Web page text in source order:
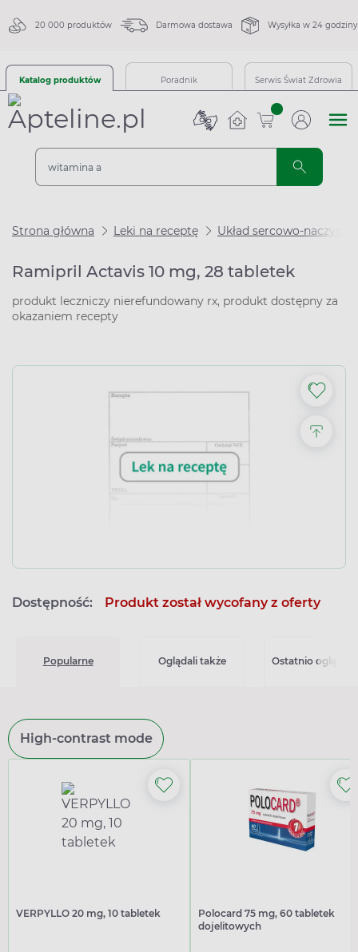
20 000 produktów Darmowa dostawa Wysyłka w 24 godziny
Katalog produktów Poradnik Serwis Świat Zdrowia
sztuk
Strona główna Leki na receptę Układ sercowo-
Ramipril Actavis 10 mg, 28 tabletek
produkt leczniczy nierefundowany rx, produkt dostępny za
okazaniem recepty
Dostępność: Produkt został wycofany z oferty
Popularne Oglądali także Ostatnio
High-contrast mode
VERPYLLO 20 mg, 10 tabletek
Polocard 75 mg, 60 tabletek
dojelitowych